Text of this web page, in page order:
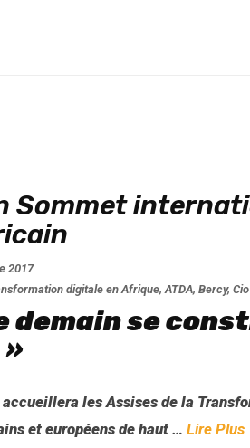
Sommet
2017
digitale en Afrique,ATDA, Bercy,
demain se
les Assises de la
et européens de haut… Lire Plus